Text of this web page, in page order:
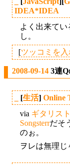
IDEA*IDEA
よく出来てい
し。
[ツッコミを入
2008-09-14 3連Q
[生活] Online
via ギタリス
Songsterrだそ
のぉ。
ヲレは無理じ